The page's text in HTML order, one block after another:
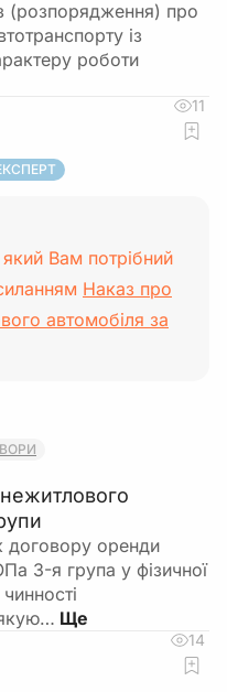
(розпорядження) про
із
роботи
11
Вам потрібний
Наказ про
автомобіля за
договору оренди
3-я група у фізичної
14